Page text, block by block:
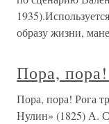
образу жизни,
Пора, пора!
Пора, пора! Рога
Нулин» (1825) А.